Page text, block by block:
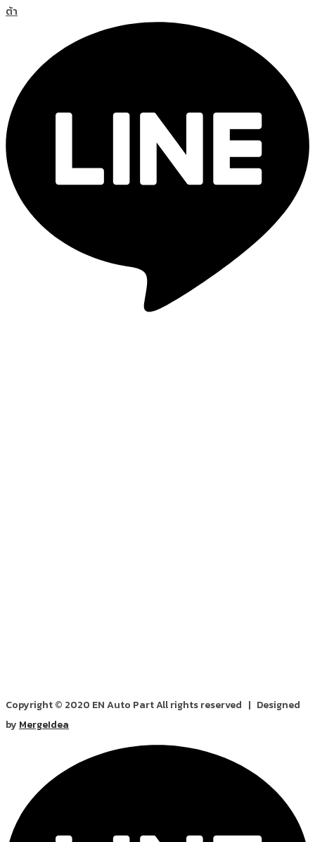
ต้า
Copyright © 2020 EN Auto Part All rights reserved | Designed
by MergeIdea